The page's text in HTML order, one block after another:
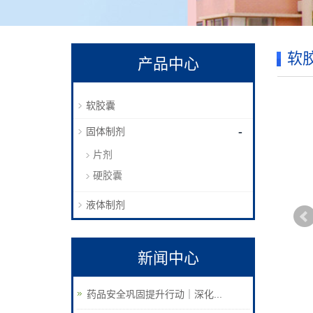
软
产品中心
软胶囊
固体制剂 -
片剂
硬胶囊
液体制剂
新闻中心
药品安全巩固提升行动｜深化...